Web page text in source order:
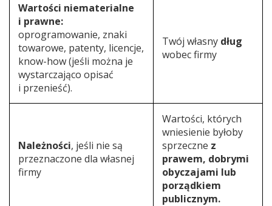
Wartości niematerialne
i prawne:
oprogramowanie, znaki
towarowe, patenty, licencje,
know-how (jeśli można je
wystarczająco opisać
i przenieść).
Twój własny dług
wobec firmy
Należności, jeśli nie są
przeznaczone dla własnej
firmy
Wartości, których
wniesienie byłoby
sprzeczne z
prawem, dobrymi
obyczajami lub
porządkiem
publicznym.